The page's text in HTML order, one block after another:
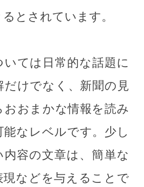
とされています。
ては日常的な話題に
けでなく、新聞の見
おまかな情報を読み
なレベルです。少し
容の文章は、簡単な
などを与えることで